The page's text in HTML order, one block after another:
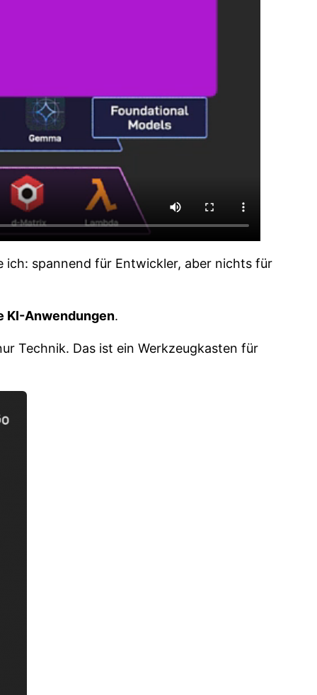
spannend für Entwickler, aber nichts für
KI-Anwendungen.
Technik. Das ist ein Werkzeugkasten für